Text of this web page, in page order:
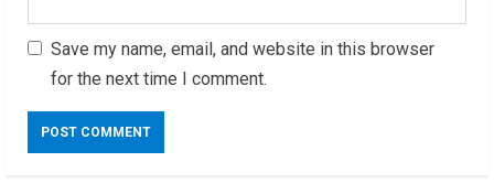
Save my name, email, and website in this browser
for the next time I comment.